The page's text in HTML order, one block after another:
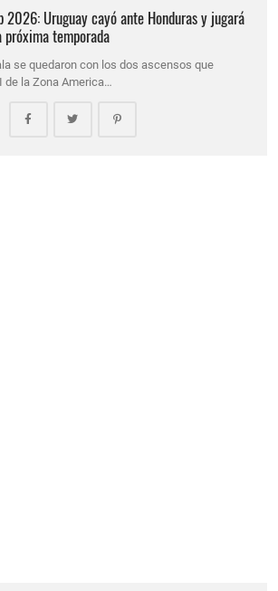
2026: Uruguay cayó ante Honduras y jugará
temporada
se quedaron con los dos ascensos que
de la Zona America…